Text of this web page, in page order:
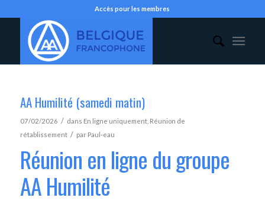
Accès pour les membres
AA Humilité (samedi matin)
07/02/2026 / dans En ligne uniquement, Réunion de
rétablissement / par Paul-eau
Réunion en ligne du groupe
AA Humilité